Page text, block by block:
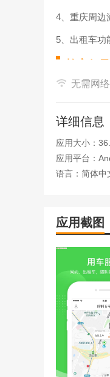
4、重庆周边
5、出租车功
1. 购票：首
2. 退票：点
公路客运售
3. 添加常用
钮，按要求
5. 乘车：城
下单后咨询“
愉客行
愉客行汽车
终端取票乘
票，还可预
票。而且它
让你的旅程
无需网络
详细信息
应用大小：
应用平台：
语言：简体中
应用截图